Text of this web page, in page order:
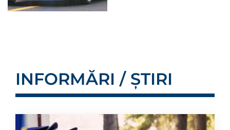
INFORMĂRI / ȘTIRI